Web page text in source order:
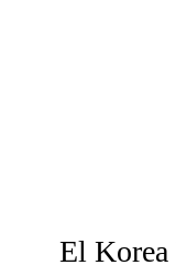
El Korea